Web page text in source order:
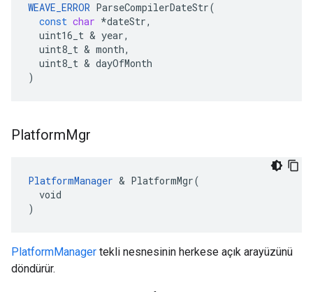
WEAVE_ERROR ParseCompilerDateStr(
const char *dateStr,
uint16_t & year,
uint8_t & month,
uint8_t & dayOfMonth
)
PlatformMgr
PlatformManager & PlatformMgr(
  void
)
PlatformManager tekli nesnesinin herkese açık arayüzünü
döndürür.